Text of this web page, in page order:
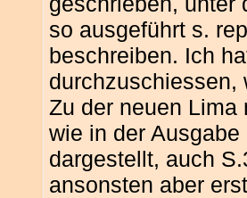
so ausgeführt s.
beschreiben. Ich
durchzuschiessen,
Zu der neuen Lima
wie in der
dargestellt, auch
ansonsten aber